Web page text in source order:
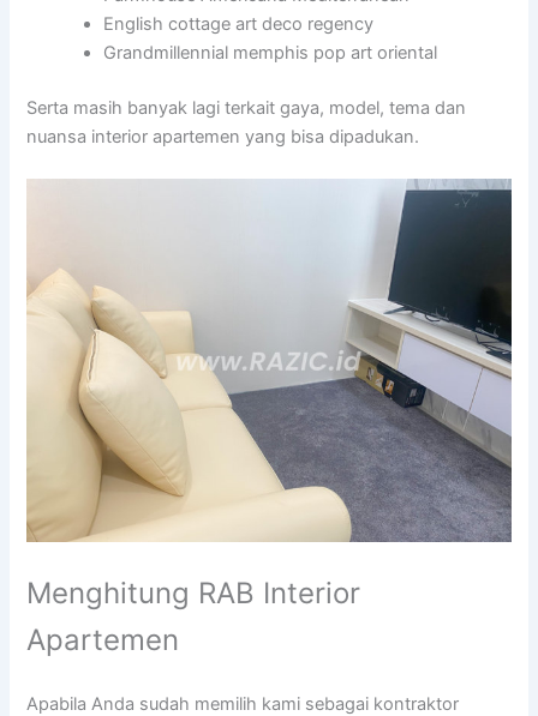
English cottage art deco regency
Grandmillennial memphis pop art oriental
Serta masih banyak lagi terkait gaya, model, tema dan
nuansa interior apartemen yang bisa dipadukan.
Menghitung RAB Interior
Apartemen
Apabila Anda sudah memilih kami sebagai kontraktor